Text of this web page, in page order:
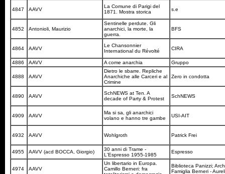
4847 AAVV
La Comune di Parigi del
1871. Mostra storica
s.e
4852 Antonioli, Maurizio
Sentinelle perdute. Gli
anarchici, la morte, la
guerra.
BFS
4864 AAVV
Le Chansonnier
International du Révolté
CIRA
4886 AAVV A come anarchia Gruppo
4888 AAVV
Dietro le sbarre. Repliche
Anarchiche alle Carceri e al
Crimine
Zero in condotta
4890 AAVV
SchNEWS at Ten. A
decade of Party & Protest
SchNEWS
4909 AAVV
Ma si sa, gli anarchici
volano e hanno tre gambe
USI-AIT
4932 AAVV Wohlgroth Patrick Frei
4955 AAVV (acd BOCCA, Giorgio)
30 anni di Trame -
L'Espresso 1955-1985
Espresso
4974 AAVV
Un libertario in Europa.
Camillo Berneri: fra
Biblioteca Panizzi;
Famiglia Berneri -